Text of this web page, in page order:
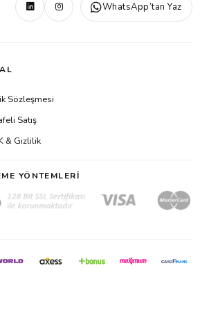
WhatsApp’tan Yaz
Sözleşmesi
Satış
& Gizlilik
YÖNTEMLERI